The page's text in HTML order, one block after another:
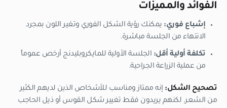
الفوائد والمميزات
إشباع فوري: يمكنك رؤية الشكل الفوري وتغير اللون بمجرد
الانتهاء من الجلسة مباشرة.
تكلفة أولية أقل: الجلسة الأولية للمايكروبليدنج أرخص عموماً
من عملية الزراعة الجراحية.
تصحيح الشكل: إنه ممتاز ومناسب للأشخاص الذين لديهم الكثير
من الشعر. لكنهم يريدون فقط تغيير شكل القوس أو ذيل الحاجب